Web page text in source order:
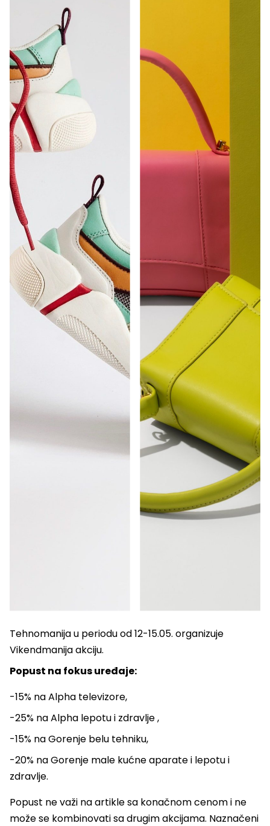
Tehnomanija u periodu od 12-15.05. organizuje
Vikendmanija akciju.
Popust na fokus uređaje:
-15% na Alpha televizore,
-25% na Alpha lepotu i zdravlje ,
-15% na Gorenje belu tehniku,
-20% na Gorenje male kućne aparate i lepotu i
zdravlje.
Popust ne važi na artikle sa konačnom cenom i ne
može se kombinovati sa drugim akcijama. Naznačeni